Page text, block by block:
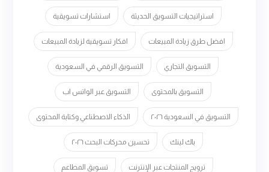
استراتيجيات التسويق الحديثة استشارات تسويقية
افضل طرق زيادة المبيعات افكار تسويقية لزيادة المبيعات
التسويق التجاري التسويق الرقمي في السعودية
التسويق بالمحتوى التسويق عبر الواتس اب
التسويق في السعودية ٢٠٢٦ الذكاء الاصطناعي وكتابة المحتوى
باك لينك تحسين محركات البحث ٢٠٢٦
ترويج المنتجات عبر الإنترنت تسويق المطاعم